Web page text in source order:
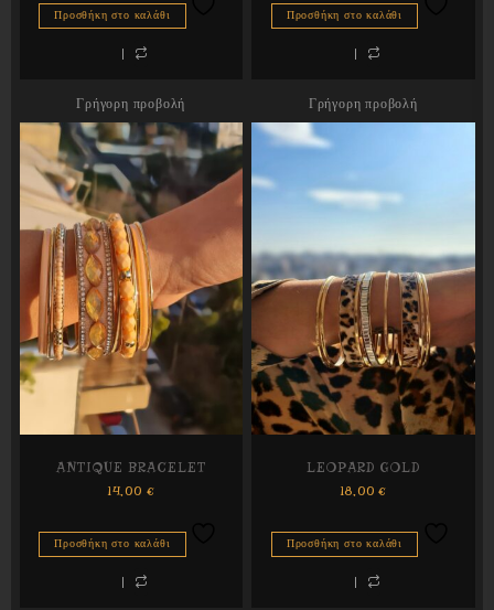
Προσθήκη στο καλάθι
Γρήγορη προβολή
Προσθήκη στο καλάθι
Γρήγορη προβολή
ANTIQUE BRACELET
14,00 €
Προσθήκη στο καλάθι
LEOPARD GOLD
18,00€
Προσθήκη στο καλάθι